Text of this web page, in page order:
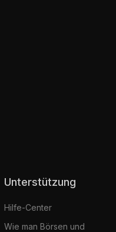
Unterstützung
Hilfe-Center
Wie man Börsen und